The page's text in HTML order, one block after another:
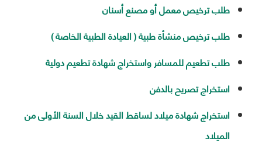
طلب ترخيص معمل أو مصنع أسنان
طلب ترخيص منشأة طبية ( العيادة الطبية الخاصة )
طلب تطعيم للمسافر واستخراج شهادة تطعيم دولية
استخراج تصريح بالدفن
استخراج شهادة ميلاد لساقط القيد خلال السنة الأولى من
الميلاد